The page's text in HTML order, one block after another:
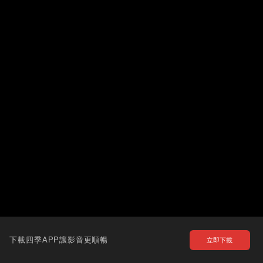
下載四季APP讓影音更順暢 立即下載